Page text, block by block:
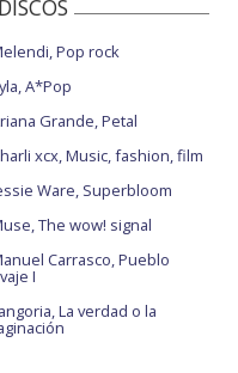
Pop rock
A*Pop
Grande, Petal
xcx, Music, fashion, film
Ware, Superbloom
The wow! signal
Carrasco, Pueblo
I
La verdad o la